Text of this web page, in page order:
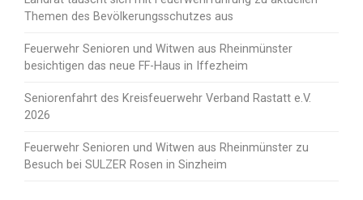
Themen des Bevölkerungsschutzes aus
Feuerwehr Senioren und Witwen aus Rheinmünster
besichtigen das neue FF-Haus in Iffezheim
Seniorenfahrt des Kreisfeuerwehr Verband Rastatt e.V.
2026
Feuerwehr Senioren und Witwen aus Rheinmünster zu
Besuch bei SULZER Rosen in Sinzheim